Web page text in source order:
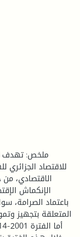
ملخص: تهدف
الاقتصادي،
الإنكماش
باعتماد الصرامة،